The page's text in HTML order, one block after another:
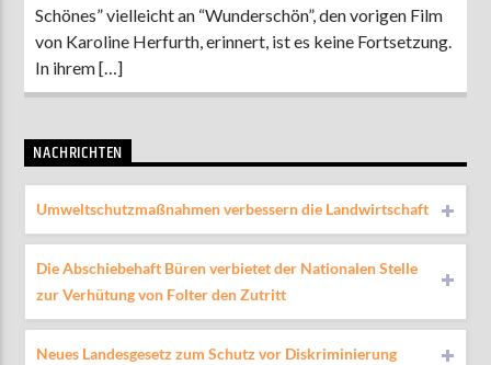
Schönes” vielleicht an “Wunderschön”, den vorigen Film
von Karoline Herfurth, erinnert, ist es keine Fortsetzung.
In ihrem […]
NACHRICHTEN
Umweltschutzmaßnahmen verbessern die Landwirtschaft
Die Abschiebehaft Büren verbietet der Nationalen Stelle
zur Verhütung von Folter den Zutritt
Neues Landesgesetz zum Schutz vor Diskriminierung